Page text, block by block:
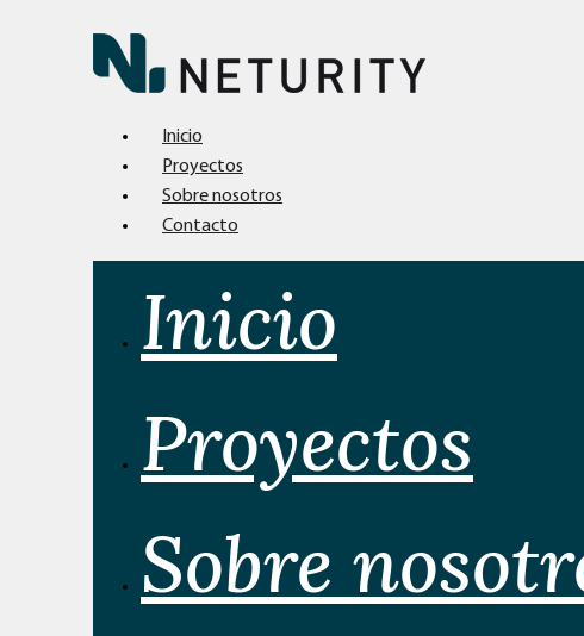
Inicio
Proyectos
Sobre nosotros
Contacto
Inicio
Proyectos
Sobre